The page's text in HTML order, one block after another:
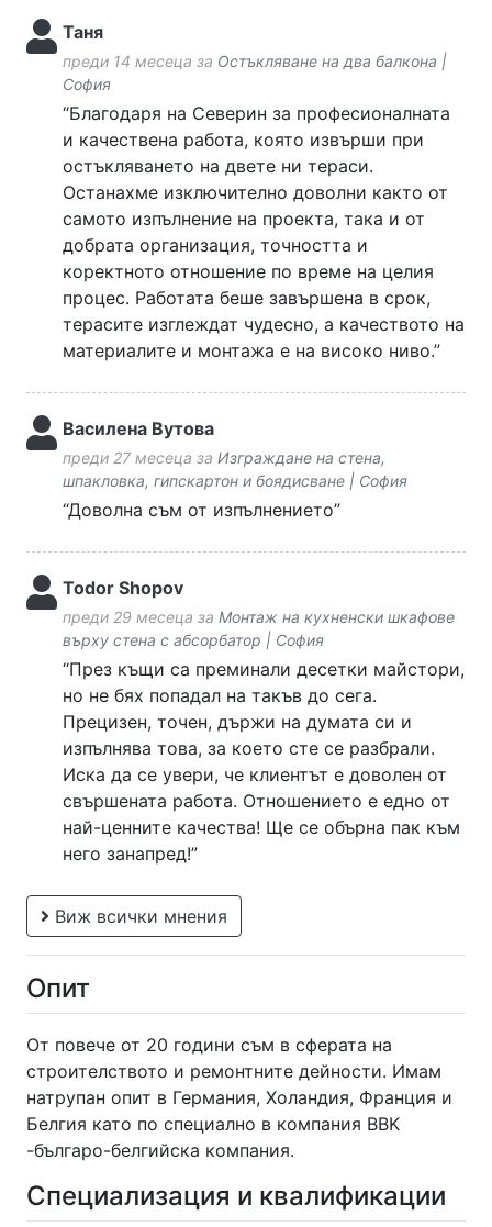
Таня
преди 14 месеца за Остъкляване на два балкона |
София
“Благодаря на Северин за професионалната
и качествена работа, която извърши при
остъкляването на двете ни тераси.
Останахме изключително доволни както от
самото изпълнение на проекта, така и от
добрата организация, точността и
коректното отношение по време на целия
процес. Работата беше завършена в срок,
терасите изглеждат чудесно, а качеството на
материалите и монтажа е на високо ниво.”
Василена Вутова
преди 27 месеца за Изграждане на стена,
шпакловка, гипскартон и боядисване | София
“Доволна съм от изпълнението”
Todor Shopov
преди 29 месеца за Монтаж на кухненски шкафове
върху стена с абсорбатор | София
“През къщи са преминали десетки майстори,
но не бях попадал на такъв до сега.
Прецизен, точен, държи на думата си и
изпълнява това, за което сте се разбрали.
Иска да се увери, че клиентът е доволен от
свършената работа. Отношението е едно от
най-ценните качества! Ще се обърна пак към
него занапред!”
Виж всички мнения
Опит
От повече от 20 години съм в сферата на
строителството и ремонтните дейности. Имам
натрупан опит в Германия, Холандия, Франция и
Белгия като по специално в компания BBK
-българо-белгийска компания.
Специализация и квалификации